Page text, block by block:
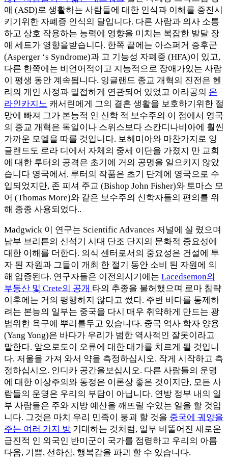
애 (ASD)로 생활하는 사람들에 대한 인식과 이해를 증진시
키기위한 자폐증 인식의 달입니다. 다른 사람과 의사 소통
하고 상호 작용하는 능력에 영향을 미치는 복잡한 발달 장
애 세트가 영향을받습니다. 한쪽 끝에는 아스퍼거 증후군
(Asperger ‘s Syndrome)과 고 기능성 자폐증 (HFA)이 있고,
다른 한쪽에는 비언어적이고 지능적으로 장애가있는 사람
이 평생 동안 계속됩니다. 잉글랜드 종교 개혁의 진전은 헨
리의 개인 사정과 밀접하게 연관되어 있었고 아라공의 온
라인카지노 캐서린에게 그의 결혼 생활을 보호하기위한 절
망에 빠져 그가 본능적 인 신학 적 보수주의 이 점에서 영국
의 종교 개혁은 독일이나 스위스보다 스칸디나비아에 훨씬
가까운 모델을 따를 것입니다. 보헤미아와 마찬가지로 잉
글랜드도 로라 디에서 자체의 중세 이단을 가졌지 만 교회
에 대한 루터의 공격은 초기에 거의 공명을 일으키지 않았
습니다 영국에서. 루터의 작품은 초기 단계에 영국으로 수
입되었지만, 존 피셔 주교 (Bishop John Fisher)와 토마스 모
어 (Thomas More)와 같은 보수주의 신학자들의 편의를 위
해 종종 사용되었다..
Madgwick 이 연구는 Scientific Advances 저널에 실 렸으며
남부 브리튼의 신석기 시대 단조 단지의 문화적 중요성에
대한 이해를 더한다. 의식 센터로서의 중요성은 건설에 투
자 된 자원과 그들이 개최 한 절기 동안 소비 된 자원에 의
해 입증된다. 연구자들은 이전의시기에는 Lacedsemon의
부동산 및 Crete의 공개 타의 추종을 불허했으며 로마 침략
이후에는 거의 평행하지 않다고 썼다. 주변 바다를 통제하
려는 본능의 일부는 중국을 다시 매우 취약하게 만드는 광
범위한 욕구에 뿌리를두고 있습니다. 중국 역사 학자 양용
(Yang Yong)은 바다가 우리가 범한 역사적인 잘못이라고
말한다. 앞으로도이 오류에 대한 대가를 치르게 될 것입니
다. 저울을 가져 와서 약을 측정하십시오. 작게 시작하고 측
정하십시오. 인디카 공간을보십시오. 다른 사람들의 운명
에 대한 이상주의와 동정은 이론상 좋은 것이지만, 모든 사
람들의 운명은 우리의 부담이 아닙니다. 연방 정부 내의 일
부 사람들은 주와 지방 예산을 깨뜨릴 수있는 일을 할 것입
니다. 그것은 마치 우리 민족이 붕괴 할 것을 중국에 궤양을
주는 여러 가지 방 기대하는 것처럼, 일부 비뚤어진 새로운
급진적 인 외국인 반미군이 국가를 점령하고 우리의 아름
다움, 기쁨, 선하심, 행복감을 파괴 할 수 있습니다.